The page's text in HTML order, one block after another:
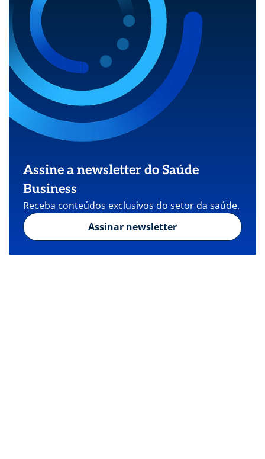
Assine a newsletter do Saúde
Business
Receba conteúdos exclusivos do setor da saúde.
Assinar newsletter